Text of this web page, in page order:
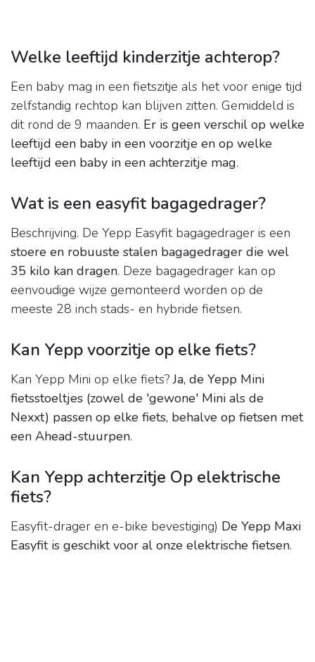
Welke leeftijd kinderzitje achterop?
Een baby mag in een fietszitje als het voor enige tijd
zelfstandig rechtop kan blijven zitten. Gemiddeld is
dit rond de 9 maanden. Er is geen verschil op welke
leeftijd een baby in een voorzitje en op welke
leeftijd een baby in een achterzitje mag.
Wat is een easyfit bagagedrager?
Beschrijving. De Yepp Easyfit bagagedrager is een
stoere en robuuste stalen bagagedrager die wel
35 kilo kan dragen. Deze bagagedrager kan op
eenvoudige wijze gemonteerd worden op de
meeste 28 inch stads- en hybride fietsen.
Kan Yepp voorzitje op elke fiets?
Kan Yepp Mini op elke fiets?Ja, de Yepp Mini
fietsstoeltjes (zowel de 'gewone' Mini als de
Nexxt) passen op elke fiets, behalve op fietsen met
een Ahead-stuurpen.
Kan Yepp achterzitje Op elektrische
fiets?
Easyfit-drager en e-bike bevestiging) De Yepp Maxi
Easyfit is geschikt voor al onze elektrische fietsen.